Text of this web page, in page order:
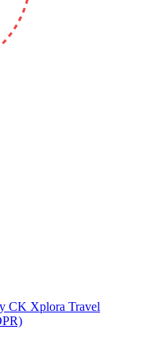
CK Xplora Travel